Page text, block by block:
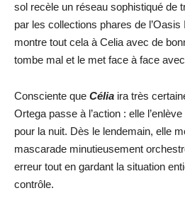
sol recèle un réseau sophistiqué de
par les collections phares de l’Oasis
montre tout cela à Celia avec de
tombe mal et le met face à face
Consciente que Célia ira très
Ortega passe à l’action : elle
pour la nuit. Dès le lendemain, elle
mascarade minutieusement
erreur tout en gardant la situation
contrôle.